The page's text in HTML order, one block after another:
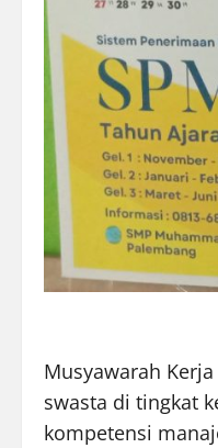
Musyawarah
swasta di tingkat
kompetensi